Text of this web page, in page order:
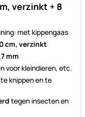
verzinkt + 8
met kippengaas
cm, verzinkt
mm
voor kleindieren, etc.
knippen en te
tegen insecten en